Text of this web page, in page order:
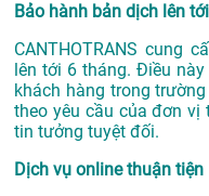
Bảo hành bản dịch lên
CANTHOTRANS cung
lên tới 6 tháng. Điều
khách hàng trong
theo yêu cầu của đơn
tin tưởng tuyệt đối.
Dịch vụ online thuận tiện